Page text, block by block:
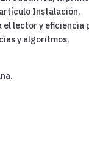
Instalación,
el lector y eficiencia
y algoritmos,